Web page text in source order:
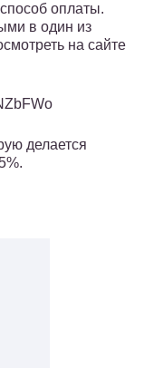
оплаты.
в один из
на сайте
делается